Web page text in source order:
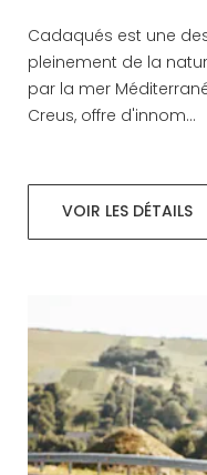
Cadaqués est une
pleinement de la
par la mer
Creus, offre d'innom...
VOIR LES DÉTAILS